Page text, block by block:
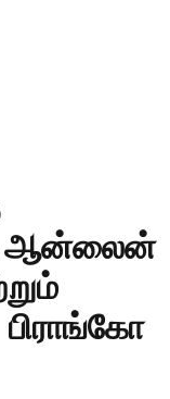
ஆன்லைன்